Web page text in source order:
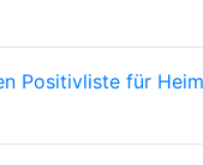
Positivliste für